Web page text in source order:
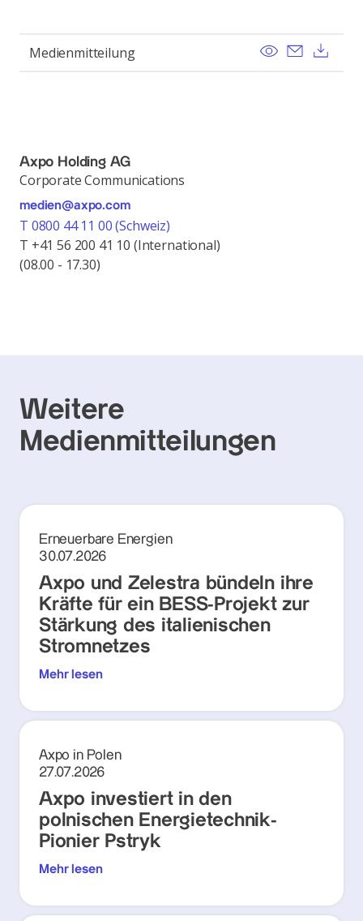
Medienmitteilung View Send
Axpo Holding AG
Corporate Communications
medien@axpo.com
T 0800 44 11 00 (Schweiz)
T +41 56 200 41 10 (International)
(08.00 - 17.30)
Weitere
Medienmitteilungen
Erneuerbare Energien
30.07.2026
Axpo und Zelestra bündeln ihre
Kräfte für ein BESS-Projekt zur
Stärkung des italienischen
Stromnetzes
Mehr lesen
Axpo in Polen
27.07.2026
Axpo investiert in den
polnischen Energietechnik-
Pionier Pstryk
Mehr lesen